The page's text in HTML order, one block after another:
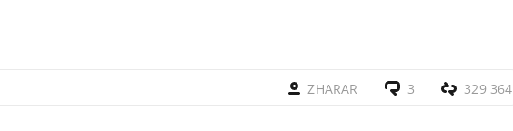
ZHARAR 3 329 364